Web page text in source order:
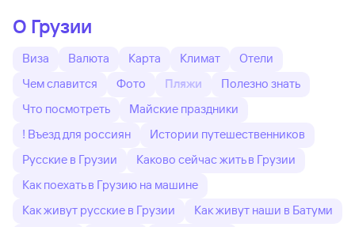
О Грузии
Виза Валюта Карта Климат
Отели
Чем славится
Фото Пляжи
Полезно знать
Что посмотреть
Майские праздники
! Въезд для россиян
Истории путешественников
Русские в Грузии
Каково сейчас жить в Грузии
Как поехать в Грузию на машине
Как живут русские в Грузии
Как живут наши в Батуми